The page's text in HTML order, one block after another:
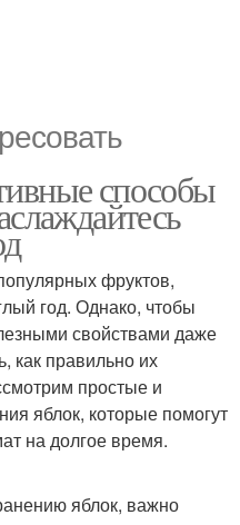
способы
фруктов,
год. Однако, чтобы
свойствами даже
как правильно их
простые и
яблок, которые помогут
на долгое время.
яблок, важно